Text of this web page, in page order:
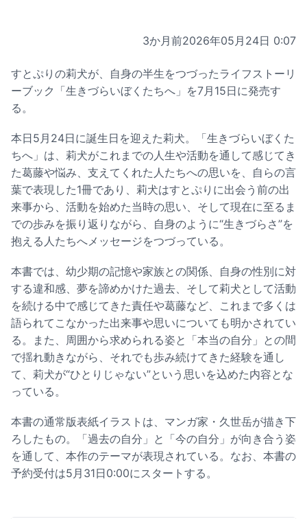
3か月前2026年05月24日 0:07
すとぷりの莉犬が、自身の半生をつづったライフストーリ
ーブック「生きづらいぼくたちへ」を7月15日に発売す
る。
本日5月24日に誕生日を迎えた莉犬。「生きづらいぼくた
ちへ」は、莉犬がこれまでの人生や活動を通して感じてき
た葛藤や悩み、支えてくれた人たちへの思いを、自らの言
葉で表現した1冊であり、莉犬はすとぷりに出会う前の出
来事から、活動を始めた当時の思い、そして現在に至るま
での歩みを振り返りながら、自身のように“生きづらさ”を
抱える人たちへメッセージをつづっている。
本書では、幼少期の記憶や家族との関係、自身の性別に対
する違和感、夢を諦めかけた過去、そして莉犬として活動
を続ける中で感じてきた責任や葛藤など、これまで多くは
語られてこなかった出来事や思いについても明かされてい
る。また、周囲から求められる姿と「本当の自分」との間
で揺れ動きながら、それでも歩み続けてきた経験を通し
て、莉犬が“ひとりじゃない”という思いを込めた内容とな
っている。
本書の通常版表紙イラストは、マンガ家・久世岳が描き下
ろしたもの。「過去の自分」と「今の自分」が向き合う姿
を通して、本作のテーマが表現されている。なお、本書の
予約受付は5月31日0:00にスタートする。